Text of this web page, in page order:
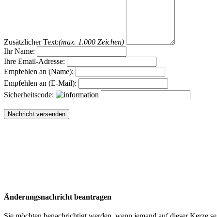
Zusätzlicher Text:(max. 1.000 Zeichen)
Ihr Name:
Ihre Email-Adresse:
Empfehlen an (Name):
Empfehlen an (E-Mail):
Sicherheitscode:
Änderungsnachricht beantragen